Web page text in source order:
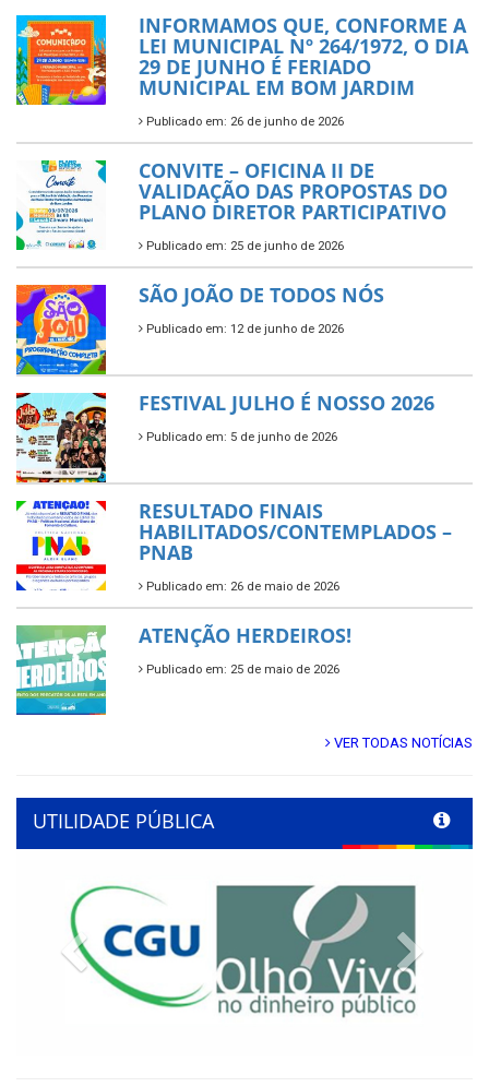
INFORMAMOS QUE, CONFORME A
LEI MUNICIPAL Nº 264/1972, O DIA
29 DE JUNHO É FERIADO
MUNICIPAL EM BOM JARDIM
Publicado em: 26 de junho de 2026
CONVITE – OFICINA II DE
VALIDAÇÃO DAS PROPOSTAS DO
PLANO DIRETOR PARTICIPATIVO
Publicado em: 25 de junho de 2026
SÃO JOÃO DE TODOS NÓS
Publicado em: 12 de junho de 2026
FESTIVAL JULHO É NOSSO 2026
Publicado em: 5 de junho de 2026
RESULTADO FINAIS
HABILITADOS/CONTEMPLADOS –
PNAB
Publicado em: 26 de maio de 2026
ATENÇÃO HERDEIROS!
Publicado em: 25 de maio de 2026
VER TODAS NOTÍCIAS
UTILIDADE PÚBLICA
Previous